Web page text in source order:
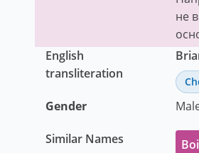
не
English
transliteration
Gender
Similar Names